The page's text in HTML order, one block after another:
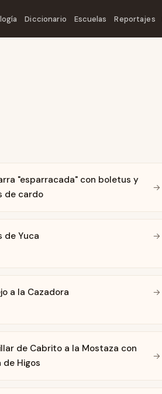
Diccionario Escuelas Reportajes
"esparracada" con boletus y
de cardo
→
de Yuca →
a la Cazadora →
de Cabrito a la Mostaza con
de Higos
→